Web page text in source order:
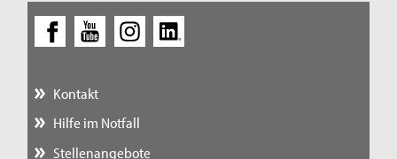
Kontakt
Hilfe im Notfall
Stellenangebote